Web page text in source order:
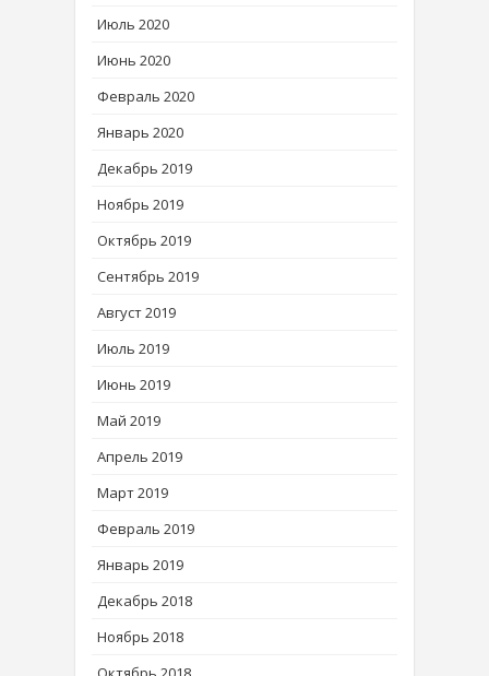
Июль 2020
Июнь 2020
Февраль 2020
Январь 2020
Декабрь 2019
Ноябрь 2019
Октябрь 2019
Сентябрь 2019
Август 2019
Июль 2019
Июнь 2019
Май 2019
Апрель 2019
Март 2019
Февраль 2019
Январь 2019
Декабрь 2018
Ноябрь 2018